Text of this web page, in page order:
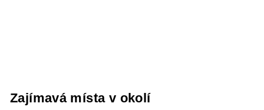
Zajímavá místa v okolí